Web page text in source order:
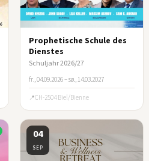
Prophetische Schule des
Dienstes
Schuljahr 2026/27
fr., 04.09.2026 – sø., 14.03.2027
CH-2504 Biel/Bienne
04
SEP